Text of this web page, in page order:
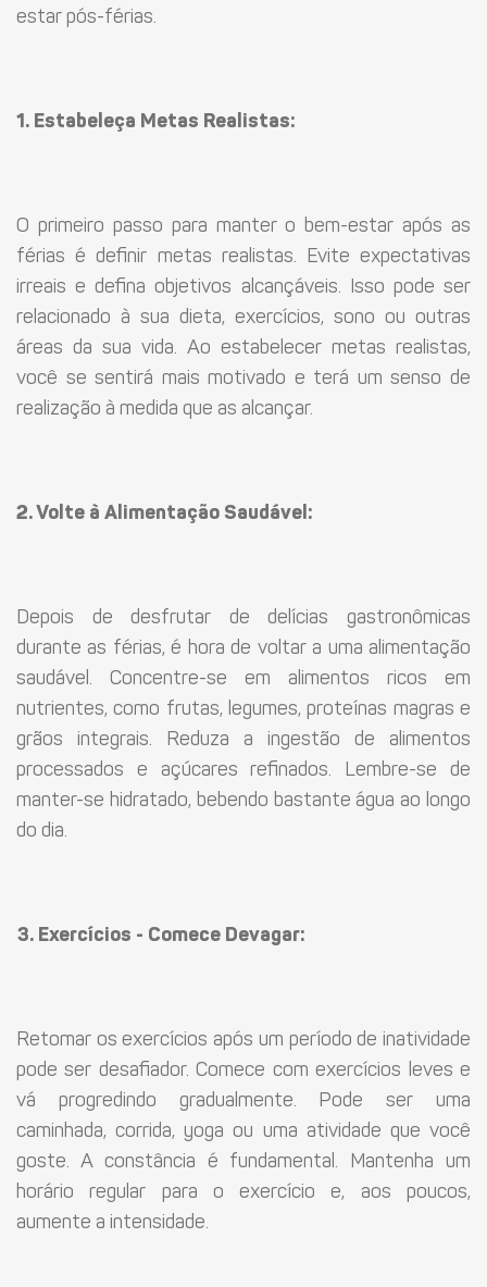
estar pós-férias.
1. Estabeleça Metas Realistas:
O primeiro passo para manter o bem-estar após as
férias é definir metas realistas. Evite expectativas
irreais e defina objetivos alcançáveis. Isso pode ser
relacionado à sua dieta, exercícios, sono ou outras
áreas da sua vida. Ao estabelecer metas realistas,
você se sentirá mais motivado e terá um senso de
realização à medida que as alcançar.
2. Volte à Alimentação Saudável:
Depois de desfrutar de delícias gastronômicas
durante as férias, é hora de voltar a uma alimentação
saudável. Concentre-se em alimentos ricos em
nutrientes, como frutas, legumes, proteínas magras e
grãos integrais. Reduza a ingestão de alimentos
processados e açúcares refinados. Lembre-se de
manter-se hidratado, bebendo bastante água ao longo
do dia.
3. Exercícios - Comece Devagar:
Retomar os exercícios após um período de inatividade
pode ser desafiador. Comece com exercícios leves e
vá progredindo gradualmente. Pode ser uma
caminhada, corrida, yoga ou uma atividade que você
goste. A constância é fundamental. Mantenha um
horário regular para o exercício e, aos poucos,
aumente a intensidade.